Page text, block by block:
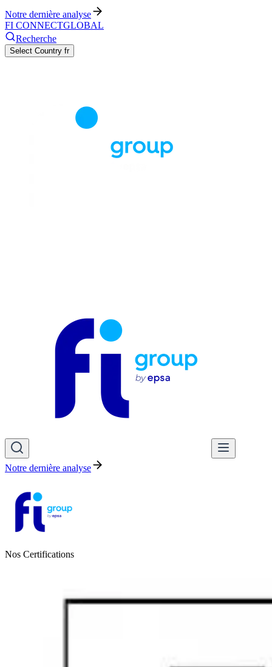
Notre dernière analyse
FI CONNECTGLOBAL
Recherche
Select Country fr
Notre dernière analyse
Nos Certifications